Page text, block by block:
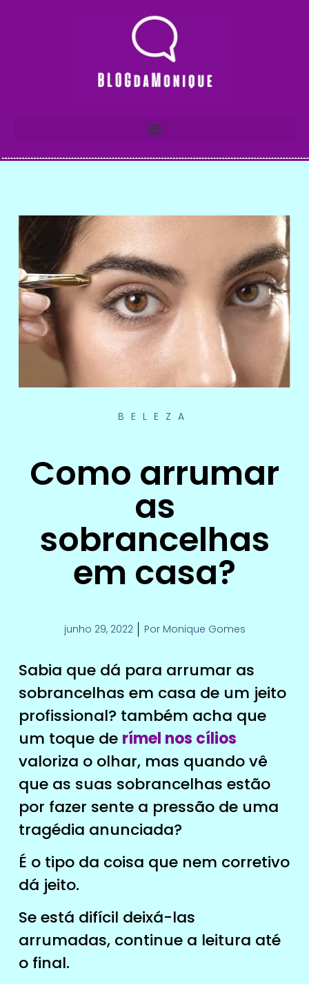
BELEZA
Como arrumar
as
sobrancelhas
em casa?
junho 29, 2022 PorMonique Gomes
Sabia que dá para arrumar as
sobrancelhas em casa de um jeito
profissional? também acha que
um toque de rímel nos cílios
valoriza o olhar, mas quando vê
que as suas sobrancelhas estão
por fazer sente a pressão de uma
tragédia anunciada?
É o tipo da coisa que nem corretivo
dá jeito.
Se está difícil deixá-las
arrumadas, continue a leitura até
o final.